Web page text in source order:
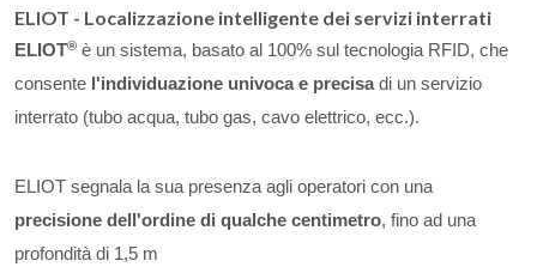
ELIOT - Localizzazione intelligente dei servizi interrati
ELIOT® è un sistema, basato al 100% sul tecnologia RFID, che
consente l'individuazione univoca e precisadi un servizio
interrato (tubo acqua, tubo gas, cavo elettrico, ecc.).
ELIOT segnala la sua presenza agli operatori con una
precisione dell'ordine di qualche centimetro, fino ad una
profondità di 1,5 m